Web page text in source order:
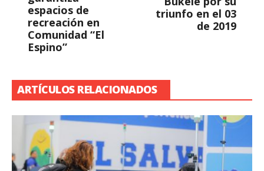
espacios de
recreación en
Comunidad “El
Espino”
triunfo en el 03
de 2019
ARTÍCULOS RELACIONADOS